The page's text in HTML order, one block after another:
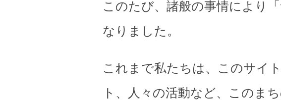
このたび、諸般の事情により
なりました。
これまで私たちは、このサイ
ト、人々の活動など、このま